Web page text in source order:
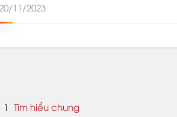
20/11/2023
1 Tìm hiểu chung